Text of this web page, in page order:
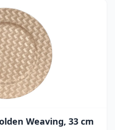
Weaving, 33 cm